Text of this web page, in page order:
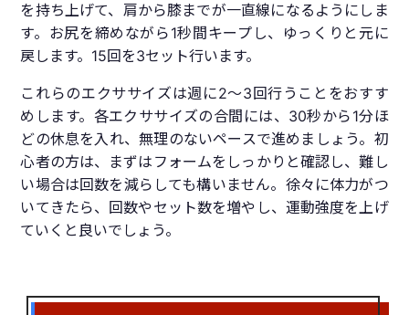
を持ち上げて、肩から膝までが一直線になるようにしま
す。お尻を締めながら1秒間キープし、ゆっくりと元に
戻します。15回を3セット行います。
これらのエクササイズは週に2～3回行うことをおすす
めします。各エクササイズの合間には、30秒から1分ほ
どの休息を入れ、無理のないペースで進めましょう。初
心者の方は、まずはフォームをしっかりと確認し、難し
い場合は回数を減らしても構いません。徐々に体力がつ
いてきたら、回数やセット数を増やし、運動強度を上げ
ていくと良いでしょう。